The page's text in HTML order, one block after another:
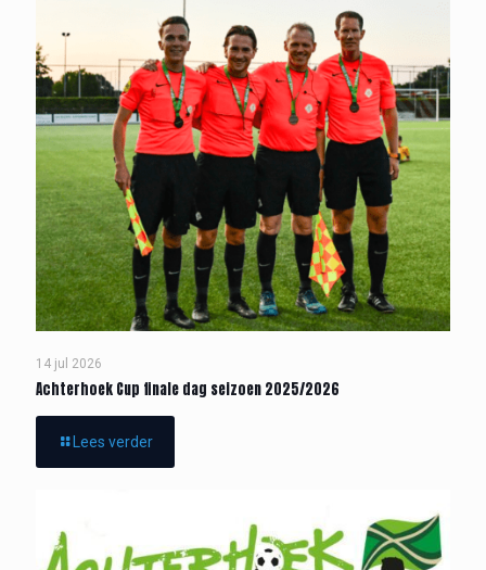
14 jul 2026
Achterhoek Cup finale dag seizoen 2025/2026
Lees verder